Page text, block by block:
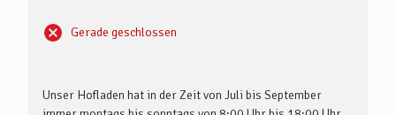
Gerade geschlossen
Unser Hofladen hat in der Zeit von Juli bis September